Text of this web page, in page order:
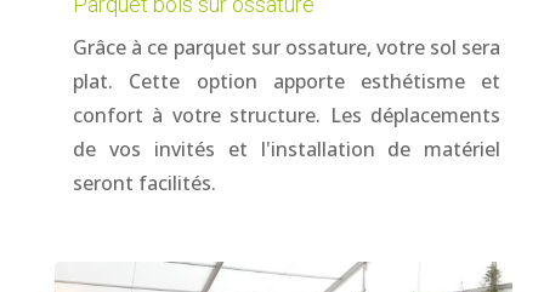
Grâce à ce parquet sur ossature, votre sol sera
plat. Cette option apporte esthétisme et
confort à votre structure. Les déplacements
de vos invités et l'installation de matériel
seront facilités.